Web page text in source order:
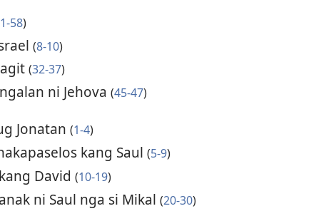
1-58)
(8-10)
(32-37)
ni Jehova(45-47)
Jonatan (1-4)
kang Saul (5-9)
David (10-19)
ni Saul nga si Mikal (20-30)